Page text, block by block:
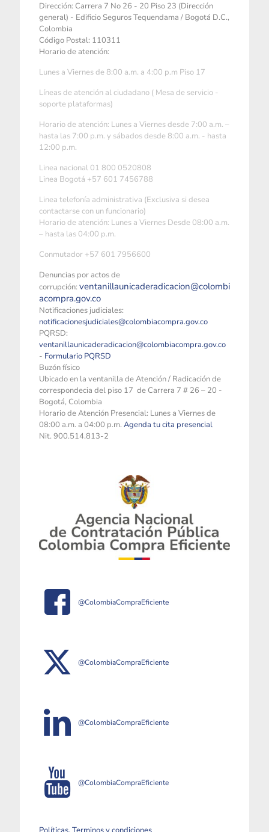
Dirección: Carrera 7 No 26 - 20 Piso 23 (Dirección
general) - Edificio Seguros Tequendama / Bogotá D.C.,
Colombia
Código Postal: 110311
Horario de atención:
Lunes a Viernes de 8:00 a.m. a 4:00 p.m Piso 17
Líneas de atención al ciudadano ( Mesa de servicio -
soporte plataformas)
Horario de atención: Lunes a Viernes desde 7:00 a.m. –
hasta las 7:00 p.m. y sábados desde 8:00 a.m. - hasta
12:00 p.m.
Linea nacional 01 800 0520808
Linea Bogotá +57 601 7456788
Linea telefonía administrativa (Exclusiva si desea
contactarse con un funcionario)
Horario de atención: Lunes a Viernes Desde 08:00 a.m.
– hasta las 04:00 p.m.
Conmutador +57 601 7956600
Denuncias por actos de
corrupción: ventanillaunicaderadicacion@colombi
acompra.gov.co
Notificaciones judiciales:
notificacionesjudiciales@colombiacompra.gov.co
PQRSD:
ventanillaunicaderadicacion@colombiacompra.gov.co
- Formulario PQRSD
Buzón físico
Ubicado en la ventanilla de Atención / Radicación de
correspondecia del piso 17 de Carrera 7 # 26 – 20 -
Bogotá, Colombia
Horario de Atención Presencial: Lunes a Viernes de
08:00 a.m. a 04:00 p.m. Agenda tu cita presencial
Nit. 900.514.813-2
@ColombiaCompraEficiente
@ColombiaCompraEficiente
@ColombiaCompraEficiente
@ColombiaCompraEficiente